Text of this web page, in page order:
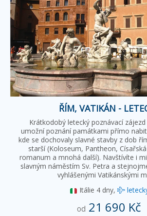
ŘÍM, VATIKÁN -
Krátkodobý letecký poznávací
umožní poznání památkami přímo
kde se dochovaly slavné stavby z dob
starší (Koloseum, Pantheon,
romanum a mnohá další). Navštívíte i
slavným náměstím Sv. Petra a
vyhlášenými Vatikánskými
Itálie 4 dny,
od 21 690 Kč